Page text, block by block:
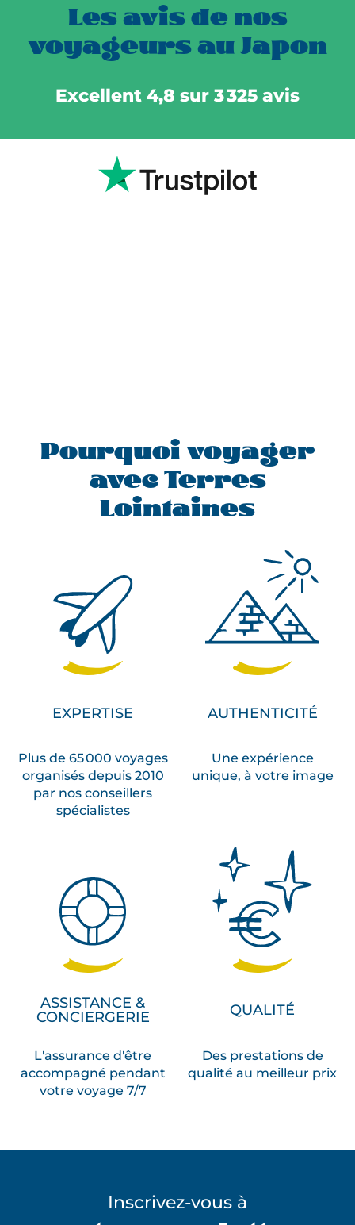
Les avis de nos
voyageurs au Japon
Excellent 4,8 sur 3 325 avis
Pourquoi voyager
avec Terres
Lointaines
EXPERTISE
Plus de 65 000 voyages
organisés depuis 2010
par nos conseillers
spécialistes
AUTHENTICITÉ
Une expérience
unique, à votre image
ASSISTANCE &
CONCIERGERIE
L'assurance d'être
accompagné pendant
votre voyage 7/7
QUALITÉ
Des prestations de
qualité au meilleur prix
Inscrivez-vous à